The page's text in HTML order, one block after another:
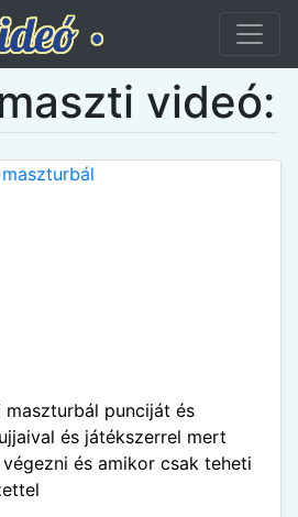
videó:
maszturbál punciját és
és játékszerrel mert
és amikor csak teheti